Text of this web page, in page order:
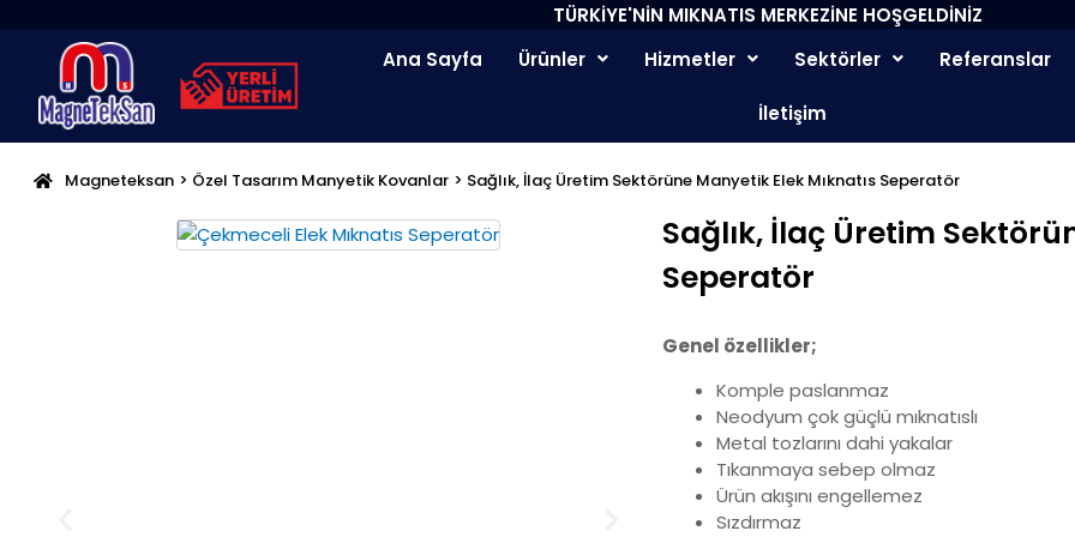
TÜRKİYE'NİN MIKNATIS MERKEZİNE HOŞGELDİNİZ
Ana Sayfa
Ürünler Hizmetler Sektörler Referanslar
İletişim
Magneteksan > Özel Tasarım Manyetik Kovanlar > Sağlık, İlaç Üretim Sektörüne Manyetik Elek Mıknatıs Seperatör
Sağlık, İlaç Üretim
Seperatör
Genel özellikler;
Komple paslanmaz
Neodyum çok güçlü mıknatıslı
Metal tozlarını dahi yakalar
Tıkanmaya sebep olmaz
Ürün akışını engellemez
Sızdırmaz